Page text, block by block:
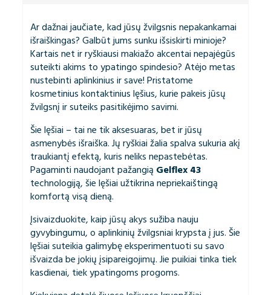
Ar dažnai jaučiate, kad jūsų žvilgsnis nepakankamai
išraiškingas? Galbūt jums sunku išsiskirti minioje?
Kartais net ir ryškiausi makiažo akcentai nepajėgūs
suteikti akims to ypatingo spindesio? Atėjo metas
nustebinti aplinkinius ir save! Pristatome
kosmetinius kontaktinius lęšius, kurie pakeis jūsų
žvilgsnį ir suteiks pasitikėjimo savimi.
Šie lęšiai – tai ne tik aksesuaras, bet ir jūsų
asmenybės išraiška. Jų ryškiai žalia spalva sukuria akį
traukiantį efektą, kuris neliks nepastebėtas.
Pagaminti naudojant pažangią Gelflex 43
technologiją, šie lęšiai užtikrina nepriekaištingą
komfortą visą dieną.
Įsivaizduokite, kaip jūsų akys sužiba nauju
gyvybingumu, o aplinkinių žvilgsniai krypsta į jus. Šie
lęšiai suteikia galimybę eksperimentuoti su savo
išvaizda be jokių įsipareigojimų. Jie puikiai tinka tiek
kasdienai, tiek ypatingoms progoms.